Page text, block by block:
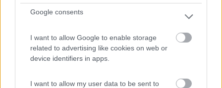
Google consents
I want to allow Google to enable storage
related to advertising like cookies on web or
device identifiers in apps.
I want to allow my user data to be sent to